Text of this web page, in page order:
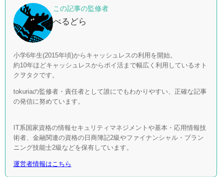
この記事の監修者
べるどら
小学6年生(2015年頃)からキャッシュレスの利用を開始。
約10年ほどキャッシュレスからポイ活まで幅広く利用しているオト
クヲタクです。
tokuriaの監修者・責任者として誰にでもわかりやすい、正確な記事
の発信に努めています。
IT系国家資格の情報セキュリティマネジメントや基本・応用情報技
術者、金融関連の資格の日商簿記2級やファイナンシャル・プラン
ニング技能士2級などを保有しています。
運営者情報はこちら